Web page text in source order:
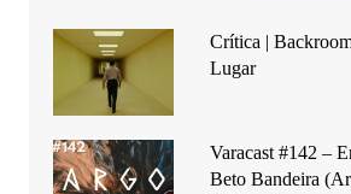
Crítica |
Lugar
Varacast #142 –
Beto Bandeira